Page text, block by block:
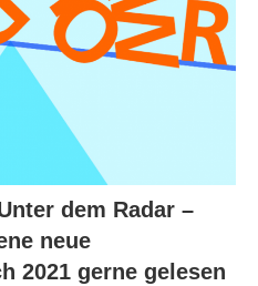
dem Radar –
neue
2021 gerne gelesen